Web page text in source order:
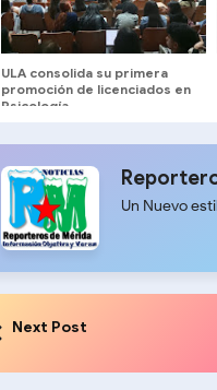
ULA consolida su primera
promoción de licenciados en
Psicología
Un Nuevo
Next Post